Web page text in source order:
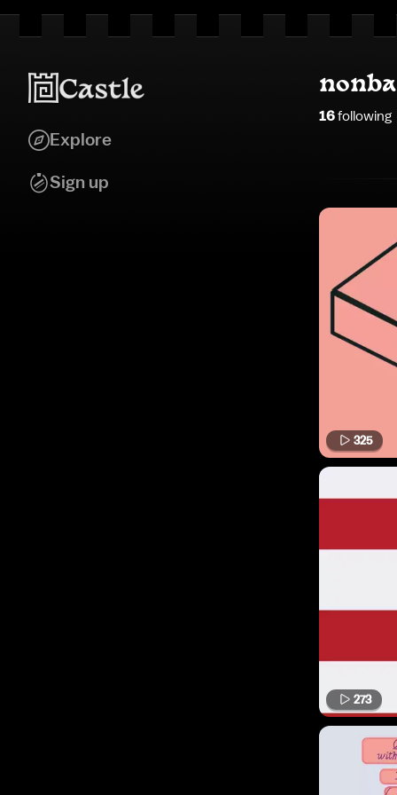
Explore
Sign up
16following
325
273